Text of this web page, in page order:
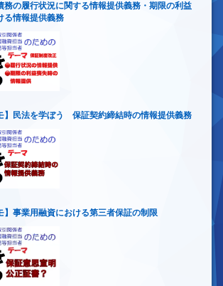
務の履行状況に関する情報提供義務・期限の利益
る情報提供義務
】民法を学ぼう 保証契約締結時の情報提供義務
】事業用融資における第三者保証の制限